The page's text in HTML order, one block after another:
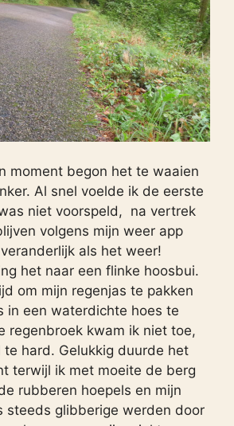
moment begon het te waaien
Al snel voelde ik de eerste
niet voorspeld, na vertrek
volgens mijn weer app
als het weer!
het naar een flinke hoosbui.
om mijn regenjas te pakken
in een waterdichte hoes te
regenbroek kwam ik niet toe,
te hard. Gelukkig duurde het
terwijl ik met moeite de berg
rubberen hoepels en mijn
steeds glibberige werden door